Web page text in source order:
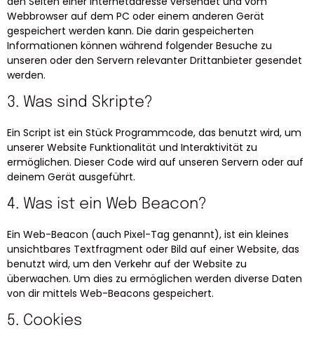
Webbrowser auf dem PC oder einem anderen Gerät
gespeichert werden kann. Die darin gespeicherten
Informationen können während folgender Besuche zu
unseren oder den Servern relevanter Drittanbieter gesendet
werden.
3. Was sind Skripte?
Ein Script ist ein Stück Programmcode, das benutzt wird, um
unserer Website Funktionalität und Interaktivität zu
ermöglichen. Dieser Code wird auf unseren Servern oder auf
deinem Gerät ausgeführt.
4. Was ist ein Web Beacon?
Ein Web-Beacon (auch Pixel-Tag genannt), ist ein kleines
unsichtbares Textfragment oder Bild auf einer Website, das
benutzt wird, um den Verkehr auf der Website zu
überwachen. Um dies zu ermöglichen werden diverse Daten
von dir mittels Web-Beacons gespeichert.
5. Cookies